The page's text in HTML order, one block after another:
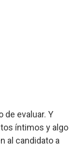
de evaluar. Y
íntimos y algo
al candidato a